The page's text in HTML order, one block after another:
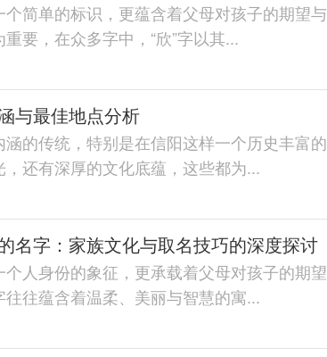
简单的标识，更蕴含着父母对孩子的期望与
要，在众多字中，“欣”字以其...
与最佳地点分析
的传统，特别是在信阳这样一个历史丰富的
还有深厚的文化底蕴，这些都为...
名字：家族文化与取名技巧的深度探讨
人身份的象征，更承载着父母对孩子的期望
往蕴含着温柔、美丽与智慧的寓...